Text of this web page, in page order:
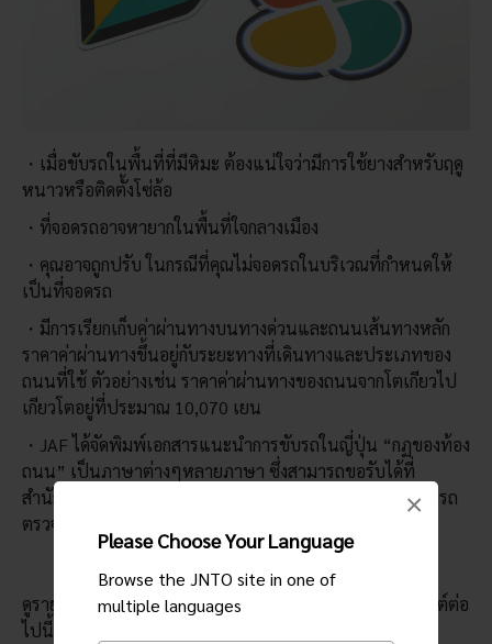
Please Choose Your Language
Browse the JNTO site in one of
multiple languages
×
เมื่อขับรถในพื้นที่ที่มีหิมะ ต้องแน่ใจว่ามีการใช้ยางสำหรับฤดู
หนาวหรือติดตั้งโซ่ล้อ
ที่จอดรถอาจหายากในพื้นที่ใจกลางเมือง
คุณอาจถูกปรับ ในกรณีที่คุณไม่จอดรถในบริเวณที่กำหนดให้
เป็นที่จอดรถ
มีการเรียกเก็บค่าผ่านทางบนทางด่วนและถนนเส้นทางหลัก
ราคาค่าผ่านทางขึ้นอยู่กับระยะทางที่เดินทางและประเภทของ
ถนนที่ใช้ ตัวอย่างเช่น ราคาค่าผ่านทางของถนนจากโตเกียวไป
เกียวโตอยู่ที่ประมาณ 10,070 เยน
JAF ได้จัดพิมพ์เอกสารแนะนำการขับรถในญี่ปุ่น “กฏของท้อง
ถนน” เป็นภาษาต่างๆหลายภาษา ซึ่งสามารถขอรับได้ที่
สำนักงาน JAF ทั่วประเทศญี่ปุ่น สำหรับข้อมูลเพิ่มเติมสามารถ
ตรวจสอบได้ที่ [JAF เวปไซต์] (https://english.jaf.or.jp/).
ดูรายละเอียดเกี่ยวกับกฎจราจรในประเทศญี่ปุ่นได้จากเว็บไซต์ต่อ
ไปนี้: